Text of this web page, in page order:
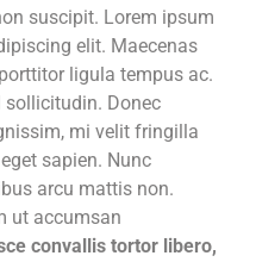
suscipit. Lorem ipsum
elit. Maecenas
ligula tempus ac.
sollicitudin. Donec
mi velit fringilla
sapien. Nunc
arcu mattis non.
ut accumsan
convallis tortor libero,